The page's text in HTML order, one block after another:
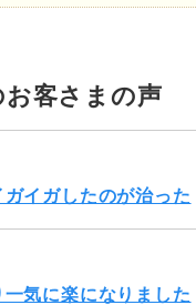
お客さまの声
イガしたのが治った
気に楽になりました